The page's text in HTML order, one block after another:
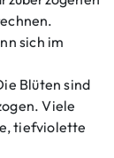
sich im
Blüten sind
Viele
tiefviolette